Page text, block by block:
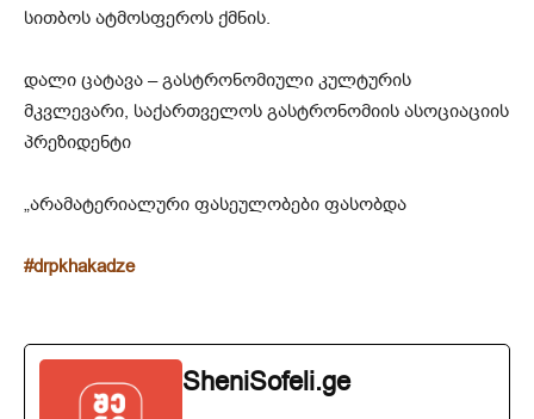
სითბოს ატმოსფეროს ქმნის.
დალი ცატავა – გასტრონომიული კულტურის
მკვლევარი, საქართველოს გასტრონომიის ასოციაციის
პრეზიდენტი
„არამატერიალური ფასეულობები ფასობდა
#drpkhakadze
SheniSofeli.ge